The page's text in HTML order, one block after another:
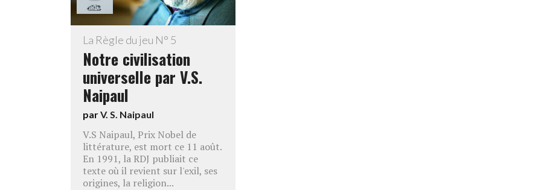
La Règle du jeu N° 5
Notre civilisation
universelle par V.S.
Naipaul
parV. S. Naipaul
V.S Naipaul, Prix Nobel de
littérature, est mort ce 11 août.
En 1991, la RDJ publiait ce
texte où il revient sur l'exil, ses
origines, la religion...